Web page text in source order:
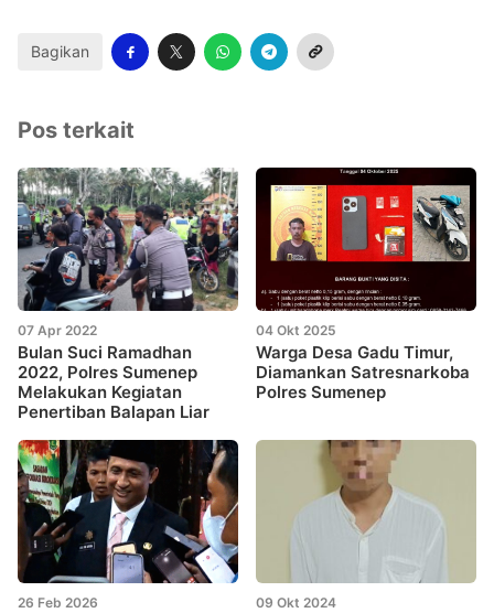
Bagikan
Pos terkait
07 Apr 2022
Bulan Suci Ramadhan
2022, Polres Sumenep
Melakukan Kegiatan
Penertiban Balapan Liar
04 Okt 2025
Warga Desa Gadu Timur,
Diamankan Satresnarkoba
Polres Sumenep
26 Feb 2026 09 Okt 2024